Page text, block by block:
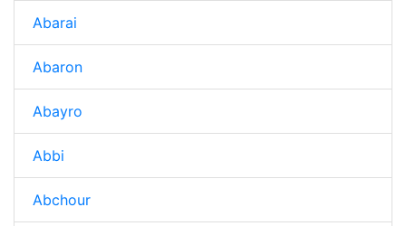
Abarai
Abaron
Abayro
Abbi
Abchour